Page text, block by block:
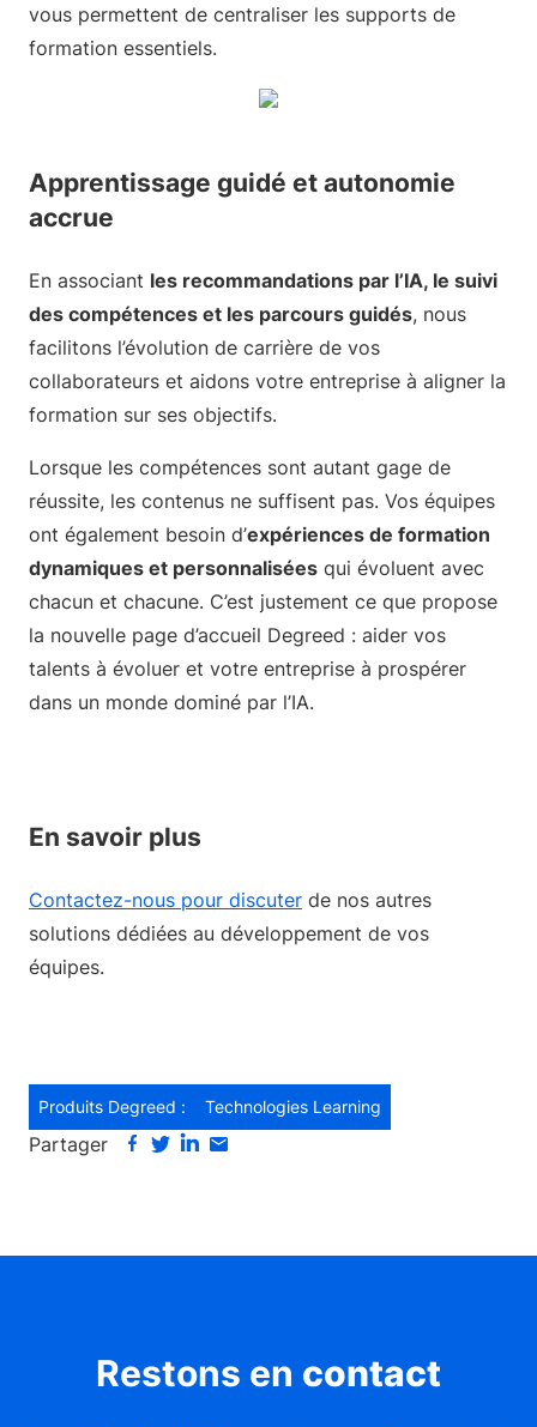
vous permettent de centraliser les supports de
formation essentiels.
Apprentissage guidé et autonomie
accrue
En associant les recommandations par l’IA, le suivi
des compétences et les parcours guidés, nous
facilitons l’évolution de carrière de vos
collaborateurs et aidons votre entreprise à aligner la
formation sur ses objectifs.
Lorsque les compétences sont autant gage de
réussite, les contenus ne suffisent pas. Vos équipes
ont également besoin d’expériences de formation
dynamiques et personnalisées qui évoluent avec
chacun et chacune. C’est justement ce que propose
la nouvelle page d’accueil Degreed : aider vos
talents à évoluer et votre entreprise à prospérer
dans un monde dominé par l’IA.
En savoir plus
Contactez-nous pour discuter de nos autres
solutions dédiées au développement de vos
équipes.
Produits Degreed : Technologies Learning
Partager
Restons en contact